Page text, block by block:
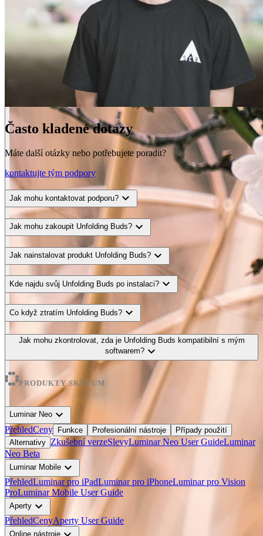
Často kladené dotazy
Máte další otázky nebo potřebujete poradit?
kontaktujte tým podpory
Jak mohu kontaktovat podporu? expand_more
Jak mohu zakoupit Unfolding Buds? expand_more
Jak nainstalovat produkt Unfolding Buds? expand_more
Kde najdu svůj Unfolding Buds po instalaci? expand_more
Co když ztratím Unfolding Buds? expand_more
Jak mohu zkontrolovat, zda je Unfolding Buds kompatibilní s mým
softwarem?expand_more
PRODUKTY SKYLUM
Luminar Neo expand_more
PřehledCeny Funkce Profesionální nástroje
Případy použití
Alternativy Zkušební verzeSlevyLuminar Neo User GuideLuminar
Neo Beta
Luminar Mobile expand_more
PřehledLuminar pro iPadLuminar pro iPhoneLuminar pro Vision
ProLuminar Mobile User Guide
Aperty expand_more
PřehledCenyAperty User Guide
Online nástroje